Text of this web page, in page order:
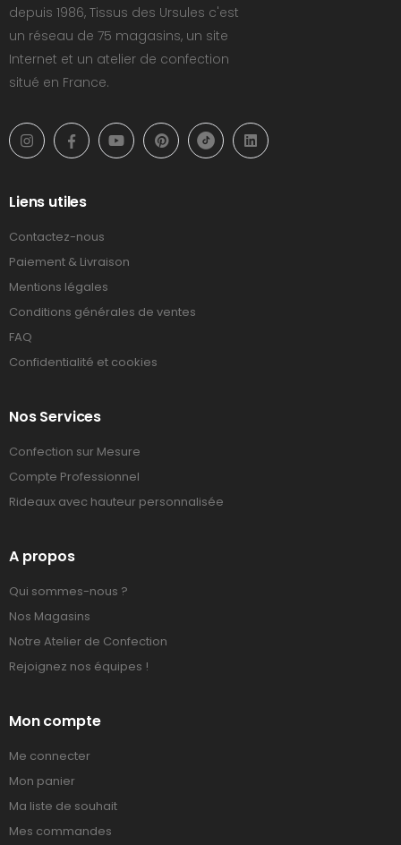
depuis 1986, Tissus des Ursules c'est
un réseau de 75 magasins, un site
Internet et un atelier de confection
situé en France.
Liens utiles
Contactez-nous
Paiement & Livraison
Mentions légales
Conditions générales de ventes
FAQ
Confidentialité et cookies
Nos Services
Confection sur Mesure
Compte Professionnel
Rideaux avec hauteur personnalisée
A propos
Qui sommes-nous ?
Nos Magasins
Notre Atelier de Confection
Rejoignez nos équipes !
Mon compte
Me connecter
Mon panier
Ma liste de souhait
Mes commandes